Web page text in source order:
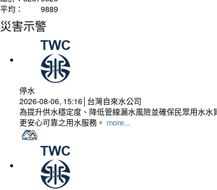
平均：
9889
災害示警
停水
2026-08-06, 15:16│台灣自來水公司
為提升供水穩定度、降低管線漏水風險並確保民眾用水
更安心可靠之用水服務。 more...